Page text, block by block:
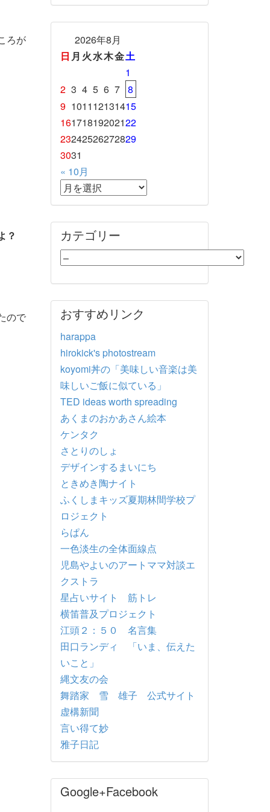
ろが
？
ので
2026年8月
日 月 火水木金土
1
2 3 4 5 6 7 8
9 101112131415
16171819202122
23242526272829
3031
« 10月
カテゴリー
おすすめリンク
harappa
hirokick's photostream
koyomi丼の「美味しい音楽は美
味しいご飯に似ている」
TED ideas worth spreading
あくまのおかあさん絵本
ケンタク
さとりのしょ
デザインするまいにち
ときめき陶ナイト
ふくしまキッズ夏期林間学校プ
ロジェクト
らぱん
一色淡生の全体面線点
児島やよいのアートママ対談エ
クストラ
星占いサイト 筋トレ
横笛普及プロジェクト
江頭２：５０ 名言集
田口ランディ 「いま、伝えた
いこと」
縄文友の会
舞踏家 雪 雄子 公式サイト
虚構新聞
言い得て妙
雅子日記
Google+Facebook